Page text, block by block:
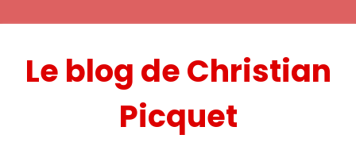
Le blog de Christian
Picquet